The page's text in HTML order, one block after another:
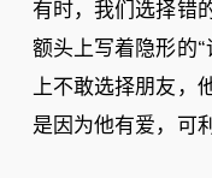
有时，我们选择错
额头上写着隐形的
上不敢选择朋友，
是因为他有爱，可